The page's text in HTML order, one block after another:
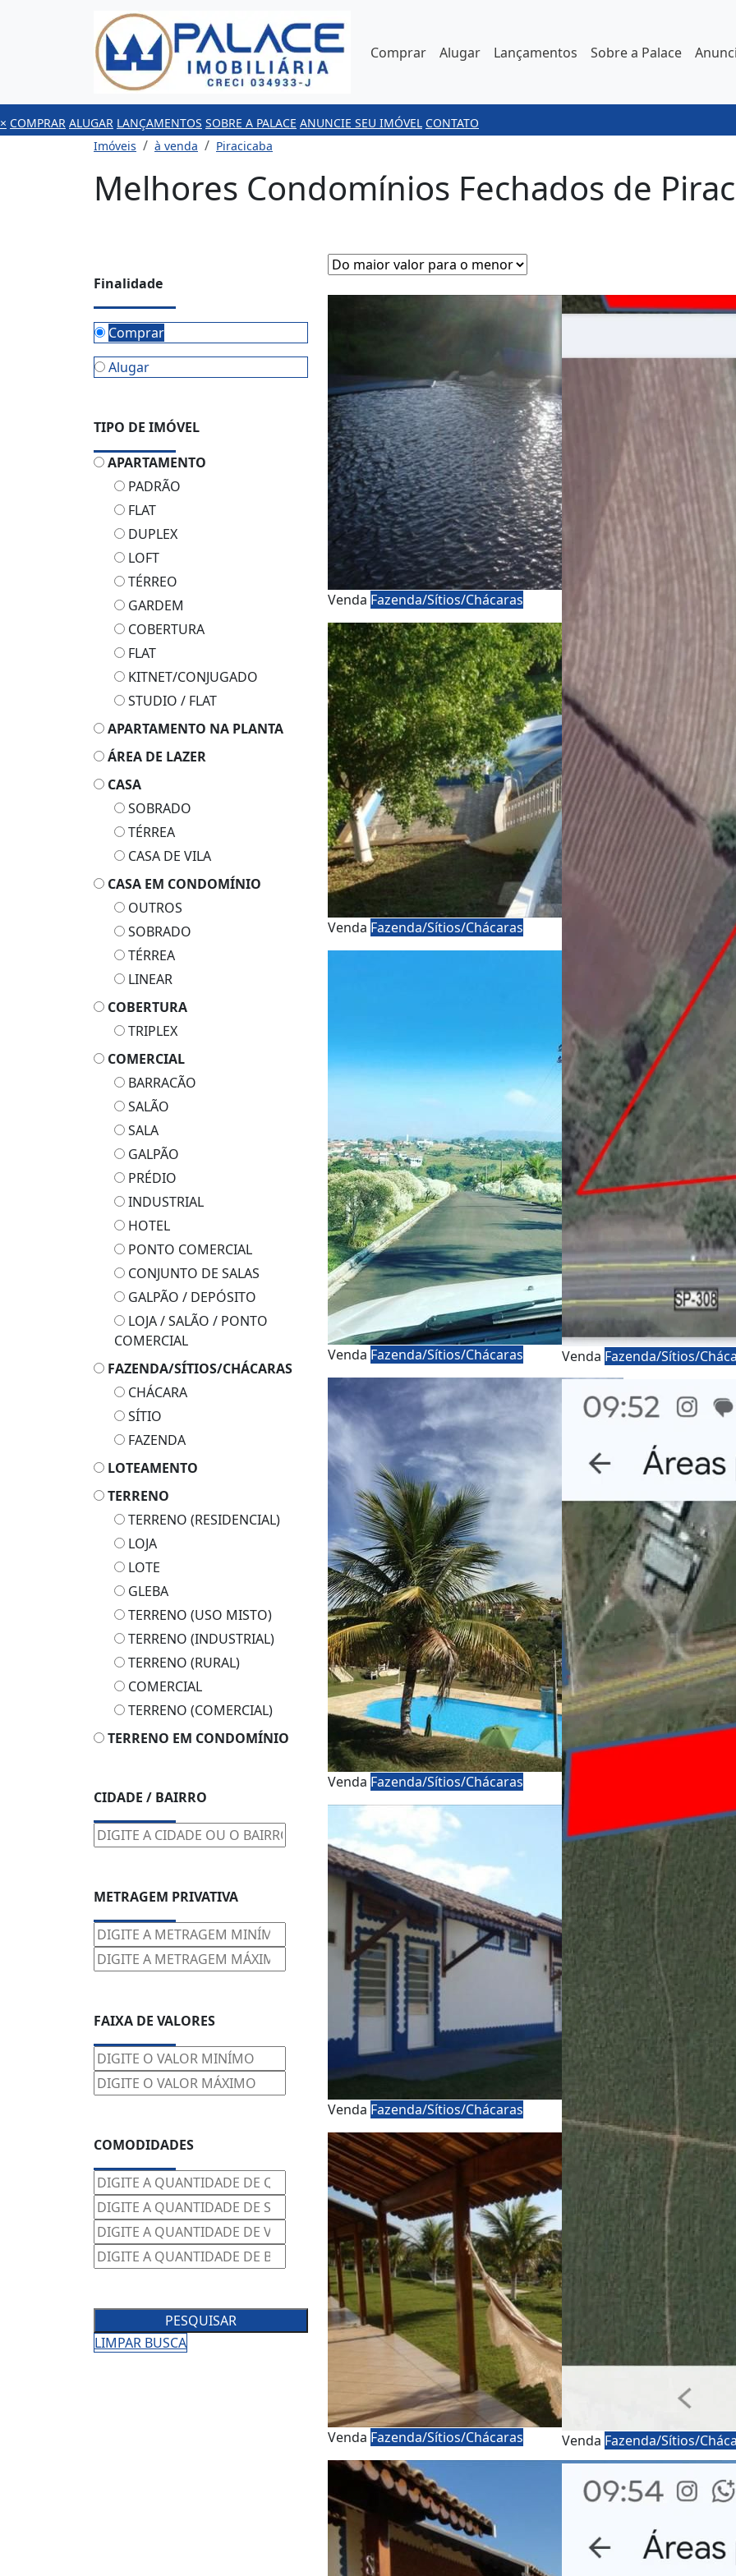
Comprar Alugar Lançamentos Sobre a Palace
× COMPRAR ALUGAR LANÇAMENTOS SOBRE A PALACE ANUNCIE SEU IMÓVEL CONTATO
Imóveis
à venda Piracicaba
Melhores Condomínios Fechados de
Finalidade
Comprar
Alugar
TIPO DE IMÓVEL
APARTAMENTO
PADRÃO
FLAT
DUPLEX
LOFT
TÉRREO
GARDEM
COBERTURA
FLAT
KITNET/CONJUGADO
STUDIO / FLAT
APARTAMENTO NA PLANTA
ÁREA DE LAZER
CASA
SOBRADO
TÉRREA
CASA DE VILA
CASA EM CONDOMÍNIO
OUTROS
SOBRADO
TÉRREA
LINEAR
COBERTURA
TRIPLEX
COMERCIAL
BARRACÃO
SALÃO
SALA
GALPÃO
PRÉDIO
INDUSTRIAL
HOTEL
PONTO COMERCIAL
CONJUNTO DE SALAS
GALPÃO / DEPÓSITO
LOJA / SALÃO / PONTO
COMERCIAL
FAZENDA/SÍTIOS/CHÁCARAS
CHÁCARA
SÍTIO
FAZENDA
LOTEAMENTO
TERRENO
TERRENO (RESIDENCIAL)
LOJA
LOTE
GLEBA
TERRENO (USO MISTO)
TERRENO (INDUSTRIAL)
TERRENO (RURAL)
COMERCIAL
TERRENO (COMERCIAL)
TERRENO EM CONDOMÍNIO
CIDADE / BAIRRO
METRAGEM PRIVATIVA
FAIXA DE VALORES
COMODIDADES
PESQUISAR
LIMPAR BUSCA
Venda Fazenda/Sítios/Chácaras
Venda Fazenda/Sítios/Chácaras
Venda Fazenda/Sítios/Chácaras
Venda Fazenda/Sítios/Chácaras
Venda Fazenda/Sítios/Chácaras
Venda Fazenda/Sítios/Chácaras
Venda Fazenda/Sítios/
Venda Fazenda/Sítios/